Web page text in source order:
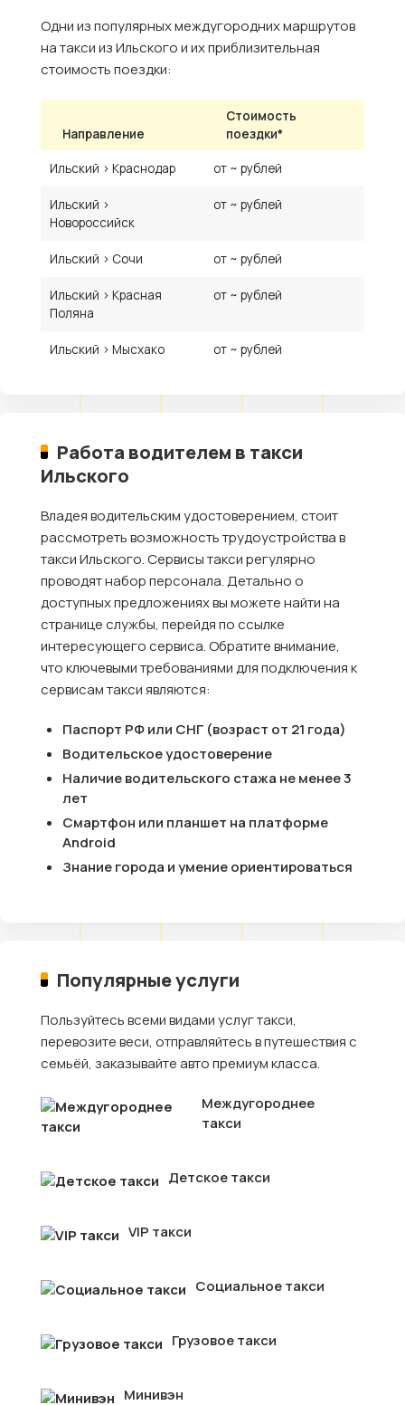
Одни из популярных междугородних маршрутов
на такси из Ильского и их приблизительная
стоимость поездки:
Направление
Стоимость
поездки*
Ильский › Краснодар от ~ рублей
Ильский ›
Новороссийск
от ~ рублей
Ильский › Сочи от ~ рублей
Ильский › Красная
Поляна
от ~ рублей
Ильский › Мысхако от ~ рублей
Работа водителем в такси
Ильского
Владея водительским удостоверением, стоит
рассмотреть возможность трудоустройства в
такси Ильского. Сервисы такси регулярно
проводят набор персонала. Детально о
доступных предложениях вы можете найти на
странице службы, перейдя по ссылке
интересующего сервиса. Обратите внимание,
что ключевыми требованиями для подключения к
сервисам такси являются:
Паспорт РФ или СНГ (возраст от 21 года)
Водительское удостоверение
Наличие водительского стажа не менее 3
лет
Смартфон или планшет на платформе
Android
Знание города и умение ориентироваться
Популярные услуги
Пользуйтесь всеми видами услуг такси,
перевозите веси, отправляйтесь в путешествия с
семьёй, заказывайте авто премиум класса.
Междугороднее
такси
Детское такси
VIP такси
Социальное такси
Грузовое такси
Минивэн